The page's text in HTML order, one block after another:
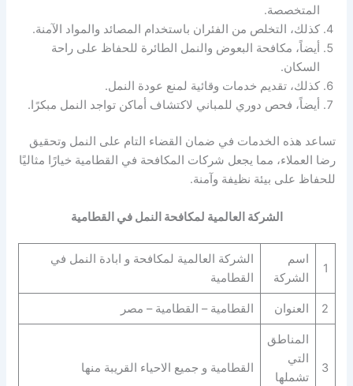
المتخصصة.
كذلك، التخلص من الفئران باستخدام المصائد والمواد الآمنة.
أيضاً، مكافحة البعوض والنمل الطائرة للحفاظ على راحة
السكان.
كذلك، تقديم خدمات وقائية لمنع عودة النمل.
أيضاً، فحص دوري للمباني لاكتشاف أماكن تواجد النمل مبكرًا.
تساعد هذه الخدمات في ضمان القضاء التام على النمل وتحقيق
رضا العملاء، مما يجعل شركات المكافحة في القطامية خيارًا مثاليًا
للحفاظ على بيئة نظيفة وآمنة.
الشركة العالمية لمكافحة النمل في القطامية
1
اسم
الشركة
الشركة العالمية لمكافحة و ابادة النمل في
القطامية
2 العنوان القطامية – القطامية – مصر
3
المناطق
التي
تشملها
القطامية و جميع الاحياء القريبة منها